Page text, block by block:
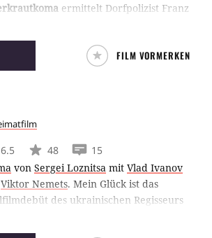
ermittelt Dorfpolizist Franz
von Rita Falk. Diesmal muss er
nur einer möglichen Heirat ins Auge
sondern sich auch fragen, ob sein Vater
FILM VORMERKEN
6.5 48
15
von Sergei Loznitsa mit Vlad Ivanov
Viktor Nemets. Mein Glück ist das
des ukrainischen Regisseurs
sich und begegnet in der